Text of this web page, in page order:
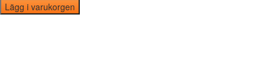
Lägg i varukorgen